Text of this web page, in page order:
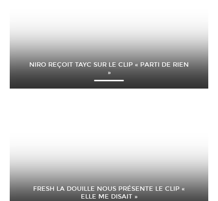
NIRO REÇOIT TAYC SUR LE CLIP « PARTI DE RIEN
»
FRESH LA DOUILLE NOUS PRÉSENTE LE CLIP «
ELLE ME DISAIT »